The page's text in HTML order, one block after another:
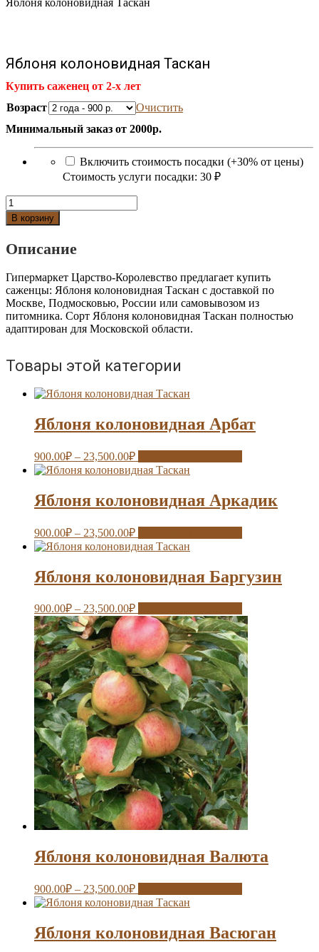
Яблоня колоновидная Таскан
Яблоня колоновидная Таскан
Купить саженец от 2-х лет
Возраст
Очистить
Минимальный заказ от 2000р.
Включить стоимость посадки (+30% от цены)
Стоимость услуги посадки: 30 ₽
Количество
Яблоня
колоновидная
В корзину
Описание
Гипермаркет Царство-Королевство предлагает купить
саженцы: Яблоня колоновидная Таскан с доставкой по
Москве, Подмосковью, России или самовывозом из
питомника. Сорт Яблоня колоновидная Таскан полностью
адаптирован для Московской области.
Товары этой категории
Яблоня колоновидная Арбат
900.00₽ – 23,500.00₽
Яблоня колоновидная Аркадик
900.00₽ – 23,500.00₽
Яблоня колоновидная Баргузин
900.00₽ – 23,500.00₽
Яблоня колоновидная Валюта
900.00₽ – 23,500.00₽
Яблоня колоновидная Васюган